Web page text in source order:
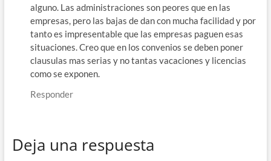
alguno. Las administraciones son peores que en las
empresas, pero las bajas de dan con mucha facilidad y por
tanto es impresentable que las empresas paguen esas
situaciones. Creo que en los convenios se deben poner
clausulas mas serias y no tantas vacaciones y licencias
como se exponen.
Responder
Deja una respuesta